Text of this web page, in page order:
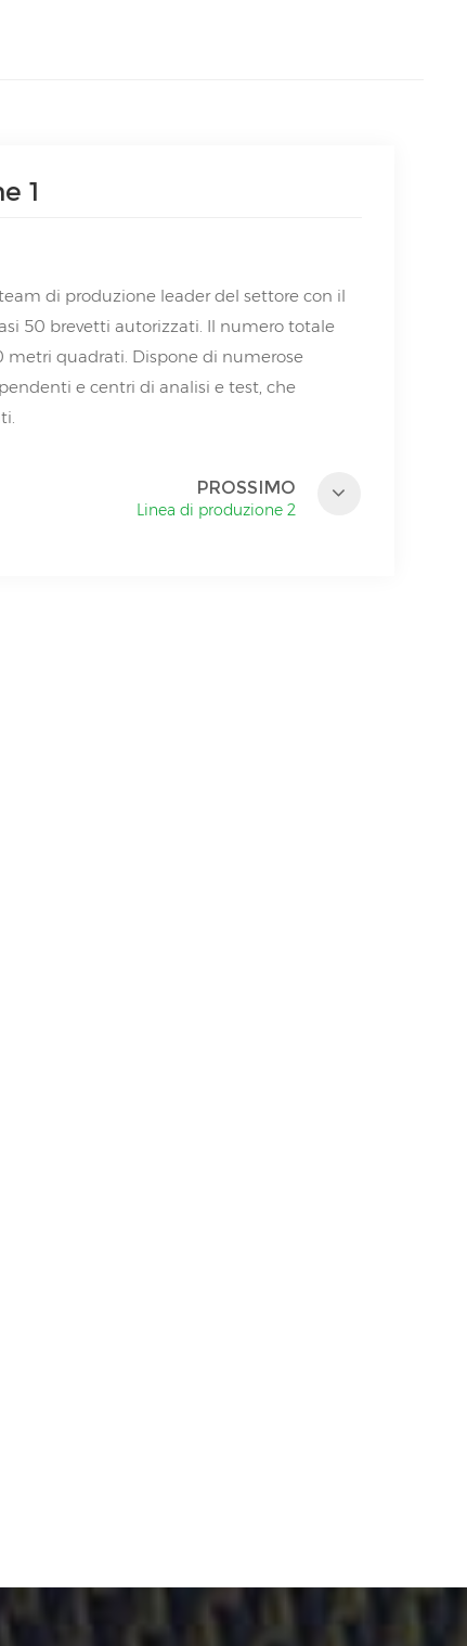
1
di produzione leader del settore con il
50 brevetti autorizzati. Il numero totale
quadrati. Dispone di numerose
e centri di analisi e test, che
PROSSIMO
Linea di produzione 2